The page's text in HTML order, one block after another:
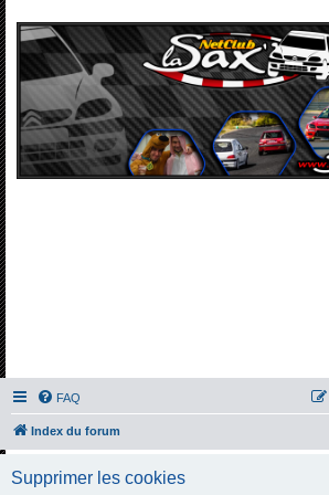
FAQ
Index du forum
Supprimer les cookies